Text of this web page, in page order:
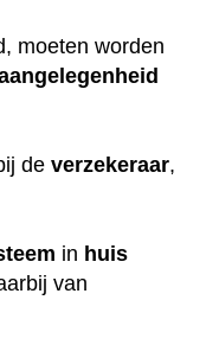
moeten worden
de verzekeraar,
in huis
van